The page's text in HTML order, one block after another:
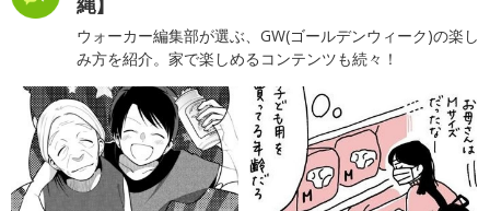
ウォーカー編集部が選ぶ、GW(ゴールデンウィーク)の楽し
み方を紹介。家で楽しめるコンテンツも続々！